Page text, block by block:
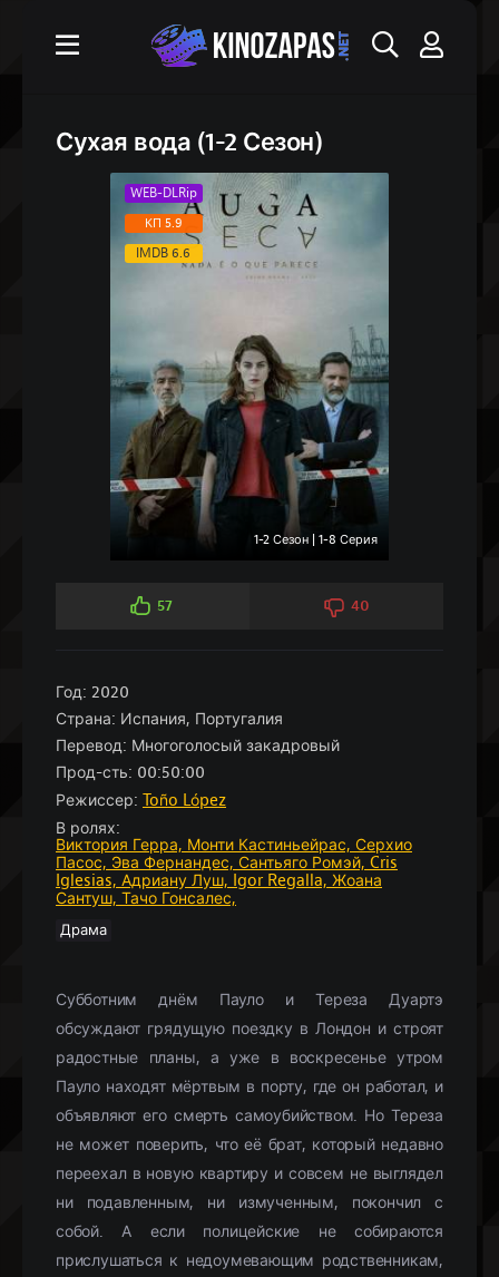
Сухая вода (1-2 Сезон)
WEB-DLRip
КП 5.9
IMDB 6.6
1-2 Сезон | 1-8 Серия
57 40
Год: 2020
Страна: Испания, Португалия
Перевод: Многоголосый закадровый
Прод-сть: 00:50:00
Режиссер: Toño López
В ролях:
Виктория Герра, Монти Кастиньейрас, Серхио
Пасос, Эва Фернандес, Сантьяго Ромэй, Cris
Iglesias, Адриану Луш, Igor Regalla, Жоана
Сантуш, Тачо Гонсалес,
Драма
Субботним днём Пауло и Тереза Дуартэ
обсуждают грядущую поездку в Лондон и строят
радостные планы, а уже в воскресенье утром
Пауло находят мёртвым в порту, где он работал, и
объявляют его смерть самоубийством. Но Тереза
не может поверить, что её брат, который недавно
переехал в новую квартиру и совсем не выглядел
ни подавленным, ни измученным, покончил с
собой. А если полицейские не собираются
прислушаться к недоумевающим родственникам,